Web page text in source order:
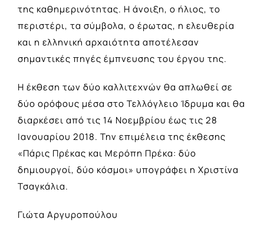
της καθημερινότητας. Η άνοιξη, ο ήλιος, το
περιστέρι, τα σύμβολα, ο έρωτας, η ελευθερία
και η ελληνική αρχαιότητα αποτέλεσαν
σημαντικές πηγές έμπνευσης του έργου της.
Η έκθεση των δύο καλλιτεχνών θα απλωθεί σε
δύο ορόφους μέσα στο Τελλόγλειο Ίδρυμα και θα
διαρκέσει από τις 14 Νοεμβρίου έως τις 28
Ιανουαρίου 2018. Την επιμέλεια της έκθεσης
«Πάρις Πρέκας και Μερόπη Πρέκα: δύο
δημιουργοί, δύο κόσμοι» υπογράφει η Χριστίνα
Τσαγκάλια.
Γιώτα Αργυροπούλου